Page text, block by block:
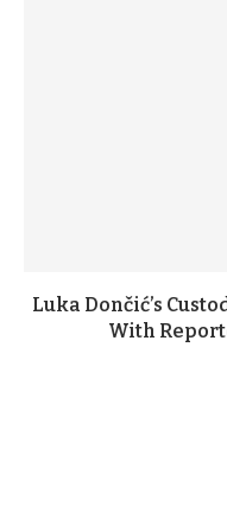
Luka Dončić’s
With